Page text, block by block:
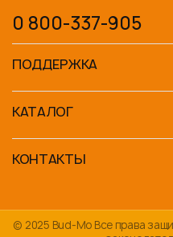
0 800-337-905
ПОДДЕРЖКА
КАТАЛОГ
КОНТАКТЫ
© 2025 Bud-Mo Все права